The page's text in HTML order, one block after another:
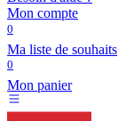
Mon compte
0
Ma liste de souhaits
0
Mon panier